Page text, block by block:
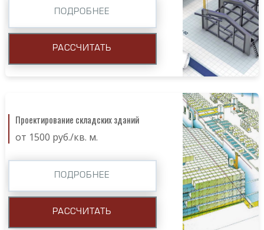
ПОДРОБНЕЕ
РАССЧИТАТЬ
Проектирование складских зданий
от 1500 руб./кв. м.
ПОДРОБНЕЕ
РАССЧИТАТЬ